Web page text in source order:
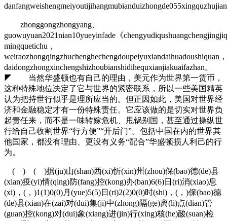
zhonggongzhongyang、
guowuyuan2021nian10yueyinfade《
mingquetichu，
weiraozhongqingzhuchenghechengdoupeiyuxiandaihuadoushiquan，
daidongzhongxinchengshizhoubianshidihequxianjiakuaifazhan。
◤ 当然华盛顿也有自己的理由，美元作为世界第一货币，
这种特殊地位决定了它与世界的紧密联系，所以一些美国精英
认为把持世行似乎是理所应当的。但正因如此，美国对世界经
济和金融稳定才有一份特殊责任。它应该做的是切实对世界负
起责任来，而不是一味转嫁危机、甩锅别国，甚至通过操纵世
行给自己收割世界“行方便”“开后门”。包括中国在内的世界其
他国家，都没有理由、更没有义务“配合”华盛顿损人利己的行
为。
( ) ( )据(ju)山(shan)西(xi)忻(xin)州(zhou)保(bao)德(de)县
(xian)疫(yi)情(qing)防(fang)控(kong)办(ban)6(6)日(ri)消(xiao)息
(xi)，(，)1(1)0(0)月(yue)5(5)日(ri)2(2)0(0)时(shi)，(，)保(bao)德
(de)县(xian)在(zai)对(dui)集(ji)中(zhong)隔(ge)离(li)点(dian)管
(guan)控(kong)对(dui)象(xiang)进(jin)行(xing)核(he)酸(suan)检